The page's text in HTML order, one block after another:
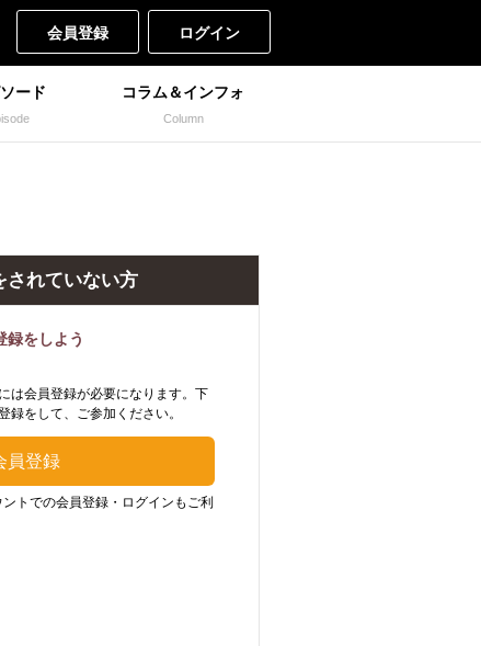
会員登録 ログイン
ード コラム＆インフォ
Column
されていない方
録をしよう
は会員登録が必要になります。下
録をして、ご参加ください。
トでの会員登録・ログインもご利